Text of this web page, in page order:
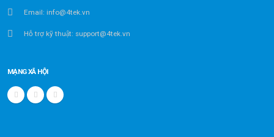
Email: info@4tek.vn
Hỗ trợ kỹ thuật: support@4tek.vn
MẠNG XÃ HỘI